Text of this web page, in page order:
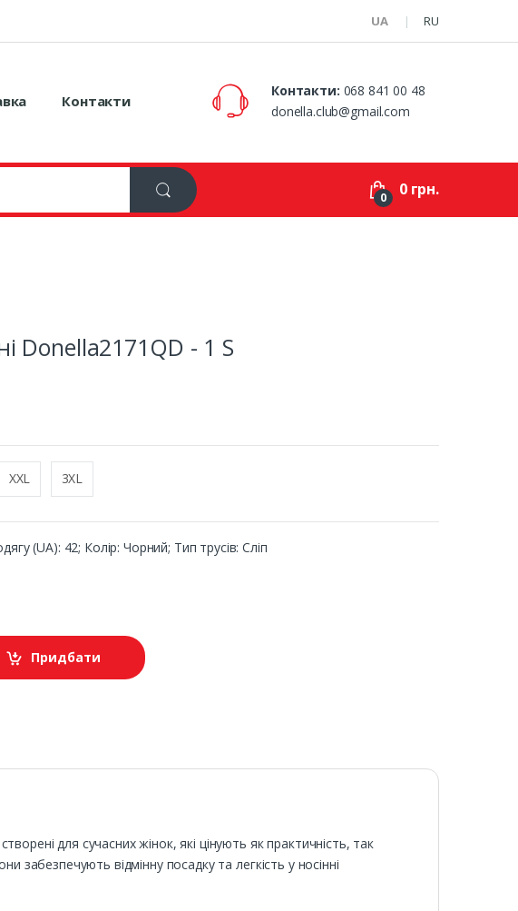
UA RU
Контакти
Контакти: 068 841 00 48
donella.club@gmail.com
0 0 грн.
Donella2171QD - 1 S
XXL 3XL
(UA): 42; Колір: Чорний; Тип трусів: Сліп
Придбати
для сучасних жінок, які цінують як практичність, так
забезпечують відмінну посадку та легкість у носінні